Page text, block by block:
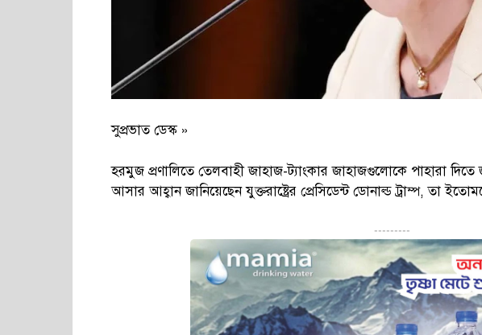
সুপ্রভাত ডেস্ক »
হরমুজ প্রণালিতে তেলবাহী জাহাজ-ট্যাংকার জাহাজগুলোকে পাহারা
আসার আহ্বান জানিয়েছেন যুক্তরাষ্ট্রের প্রেসিডেন্ট ডোনাল্ড ট্রাম্প, তা
---------